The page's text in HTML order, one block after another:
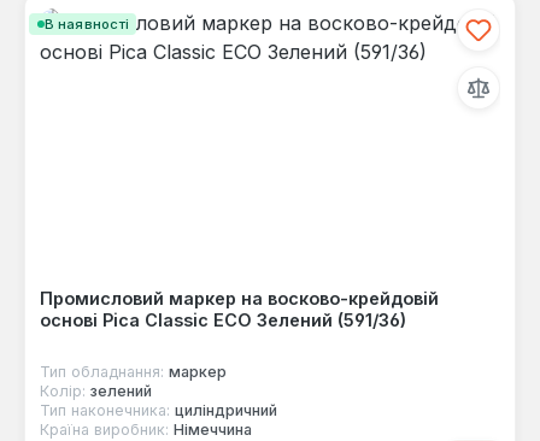
В наявності
Промисловий маркер на восково-крейдовій
основі Pica Classic ECO Зелений (591/36)
Тип обладнання: маркер
Колір: зелений
Тип наконечника: циліндричний
Країна виробник: Німеччина